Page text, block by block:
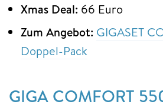
Xmas Deal: 66 Euro
Zum Angebot: GIGASET
Doppel-Pack
GIGA COMFORT